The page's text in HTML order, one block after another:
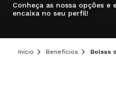
Conheça as nossa opções e
encaixa no seu perfil!
Início Benefícios Bolsas
processo seletivo ou
Informe seus dados: